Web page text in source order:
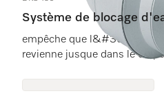
Système de blocage
empêche que l&#39;eau de
revienne jusque dans le